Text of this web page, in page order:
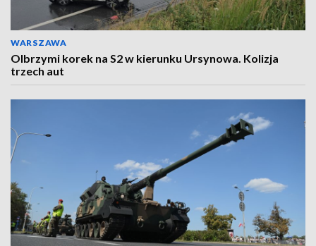
WARSZAWA
Olbrzymi korek na S2 w kierunku Ursynowa. Kolizja
trzech aut